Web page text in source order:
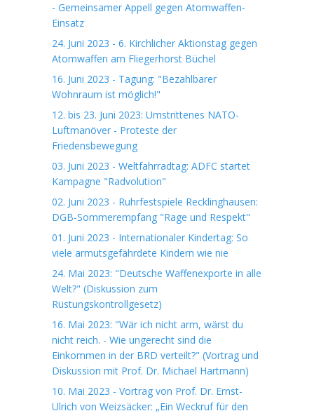
- Gemeinsamer Appell gegen Atomwaffen-
Einsatz
24. Juni 2023 - 6. Kirchlicher Aktionstag gegen
Atomwaffen am Fliegerhorst Büchel
16. Juni 2023 - Tagung: "Bezahlbarer
Wohnraum ist möglich!"
12. bis 23. Juni 2023: Umstrittenes NATO-
Luftmanöver - Proteste der
Friedensbewegung
03. Juni 2023 - Weltfahrradtag: ADFC startet
Kampagne "Radvolution"
02. Juni 2023 - Ruhrfestspiele Recklinghausen:
DGB-Sommerempfang "Rage und Respekt"
01. Juni 2023 - Internationaler Kindertag: So
viele armutsgefährdete Kindern wie nie
24. Mai 2023: "Deutsche Waffenexporte in alle
Welt?" (Diskussion zum
Rüstungskontrollgesetz)
16. Mai 2023: "Wär ich nicht arm, wärst du
nicht reich. - Wie ungerecht sind die
Einkommen in der BRD verteilt?" (Vortrag und
Diskussion mit Prof. Dr. Michael Hartmann)
10. Mai 2023 - Vortrag von Prof. Dr. Ernst-
Ulrich von Weizsäcker: „Ein Weckruf für den